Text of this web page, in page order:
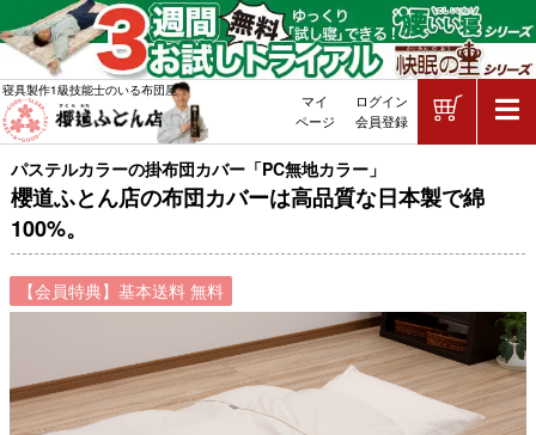
櫻道ふとん店の布団カバーは高品質な日本製で綿
100%。
パステルカラーの掛布団カバー「PC無地カラー」
敷布団・掛け布団・羽毛布団・マ
寝具製作1級技能士のいる布団屋
マイ
ページ
ログイン
会員登録
【会員特典】基本送料 無料